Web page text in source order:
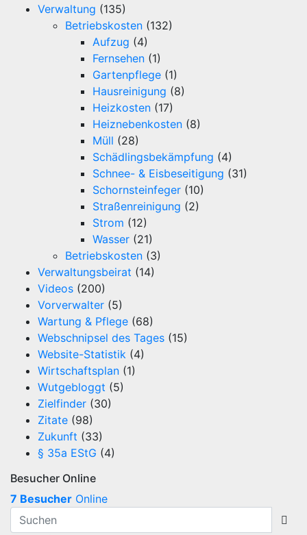
Verwaltung (135)
Betriebskosten (132)
Aufzug (4)
Fernsehen (1)
Gartenpflege (1)
Hausreinigung (8)
Heizkosten (17)
Heiznebenkosten (8)
Müll (28)
Schädlingsbekämpfung (4)
Schnee- & Eisbeseitigung (31)
Schornsteinfeger (10)
Straßenreinigung (2)
Strom (12)
Wasser (21)
Betriebskosten (3)
Verwaltungsbeirat (14)
Videos (200)
Vorverwalter (5)
Wartung & Pflege (68)
Webschnipsel des Tages (15)
Website-Statistik (4)
Wirtschaftsplan (1)
Wutgebloggt (5)
Zielfinder (30)
Zitate (98)
Zukunft (33)
§ 35a EStG (4)
Besucher Online
7 Besucher Online